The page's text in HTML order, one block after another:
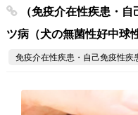
（免疫介在性疾患・
ツ病（犬の無菌性好中球
免疫介在性疾患・自己免疫性疾